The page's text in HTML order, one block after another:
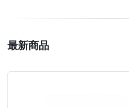
最新商品